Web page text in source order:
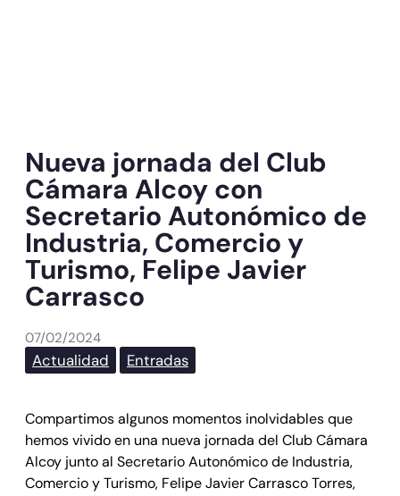
Nueva jornada del Club
Cámara Alcoy con
Secretario Autonómico de
Industria, Comercio y
Turismo, Felipe Javier
Carrasco
07/02/2024
Actualidad Entradas
Compartimos algunos momentos inolvidables que
hemos vivido en una nueva jornada del Club Cámara
Alcoy junto al Secretario Autonómico de Industria,
Comercio y Turismo, Felipe Javier Carrasco Torres,